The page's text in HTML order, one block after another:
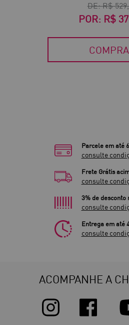
DE:R$
POR: R$
Parcele em até
consulte
Frete Grátis
consulte
3% de desconto
consulte
Entrega em até
consulte
ACOMPANHE A